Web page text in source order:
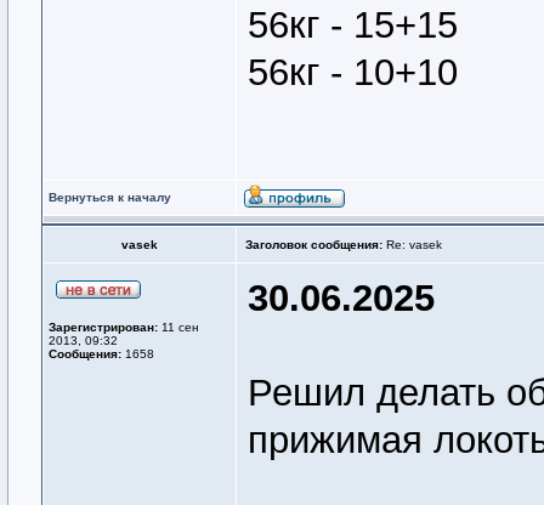
56кг - 15+15
56кг - 10+10
Вернуться к началу
vasek Заголовок сообщения: Re: vasek
Зарегистрирован: 11 сен
2013, 09:32
Сообщения: 1658
30.06.2025
Решил делать
прижимая